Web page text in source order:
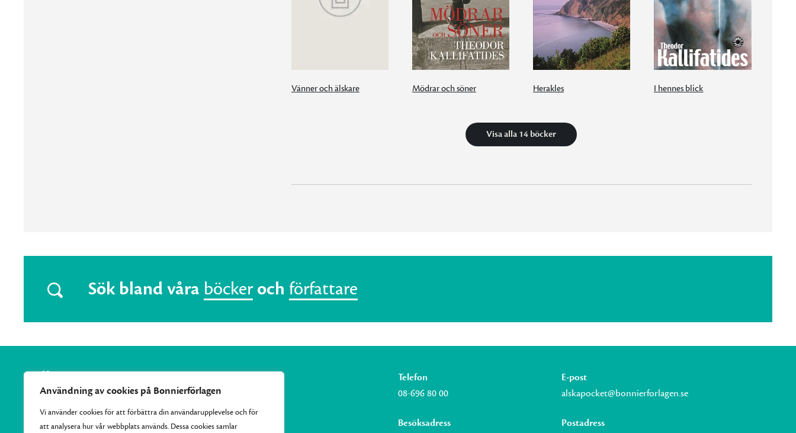
Användning av cookies på Bonnierförlagen
Vi använder cookies för att förbättra din användarupplevelse och för
att analysera hur vår webbplats används. Dessa cookies samlar
Vänner och älskare Mödrar och söner Herakles I hennes blick
Visa alla 14 böcker
Sök bland våra böcker och författare
Telefon
08-696 80 00
E-post
alskapocket@bonnierforlagen.se
Besöksadress
Postadress